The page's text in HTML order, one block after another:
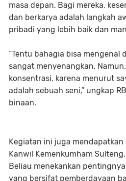
masa depan. Bagi mereka,
dan berkarya adalah langkah
pribadi yang lebih baik dan
“Tentu bahagia bisa mengenal
sangat menyenangkan.
konsentrasi, karena menurut
adalah sebuah seni,” ungkap
binaan.
Kegiatan ini juga mendapatkan
Kanwil Kemenkumham
Beliau menekankan
yang bersifat pemberdayaan